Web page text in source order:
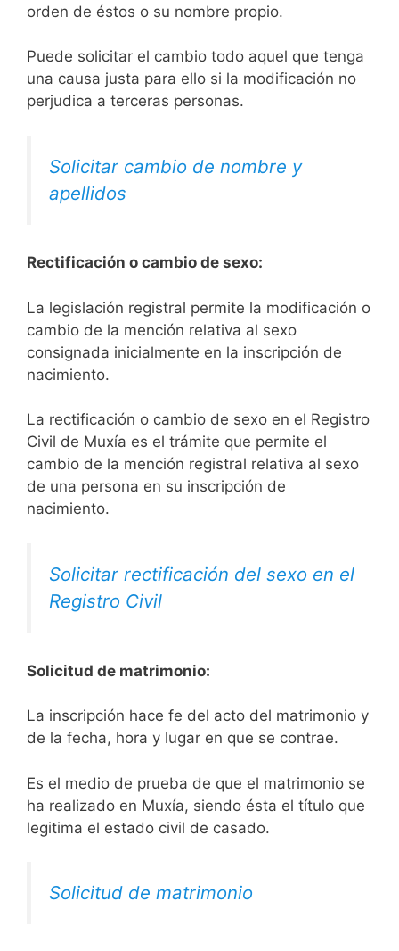
orden de éstos o su nombre propio.
Puede solicitar el cambio todo aquel que tenga
una causa justa para ello si la modificación no
perjudica a terceras personas.
Solicitar cambio de nombre y
apellidos
Rectificación o cambio de sexo:
La legislación registral permite la modificación o
cambio de la mención relativa al sexo
consignada inicialmente en la inscripción de
nacimiento.
La rectificación o cambio de sexo en el Registro
Civil de Muxía es el trámite que permite el
cambio de la mención registral relativa al sexo
de una persona en su inscripción de
nacimiento.
Solicitar rectificación del sexo en el
Registro Civil
Solicitud de matrimonio:
La inscripción hace fe del acto del matrimonio y
de la fecha, hora y lugar en que se contrae.
Es el medio de prueba de que el matrimonio se
ha realizado en Muxía, siendo ésta el título que
legitima el estado civil de casado.
Solicitud de matrimonio